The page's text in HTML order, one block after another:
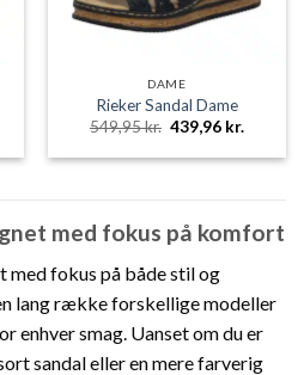
DAME
Rieker Sandal Dame
549,95kr. Den
oprindelige
pris
439,96 kr.Den
pris
med fokus på komfort
med fokus på både stil og
lang række forskellige modeller
enhver smag. Uanset om du er
sandal eller en mere farverig